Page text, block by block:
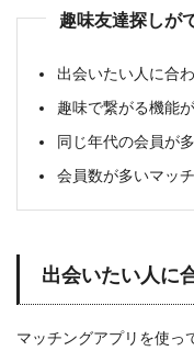
趣味友達探しが
出会いたい人に合
趣味で繋がる機能
同じ年代の会員が
会員数が多いマッ
出会いたい人に
マッチングアプリを使っ